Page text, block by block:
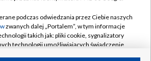
Kontakt
podczas odwiedzania przez Ciebie naszych
zwanych dalej „Portalem”, w tym informacje
takich jak: pliki cookie, sygnalizatory
technologii umożliwiających świadczenie